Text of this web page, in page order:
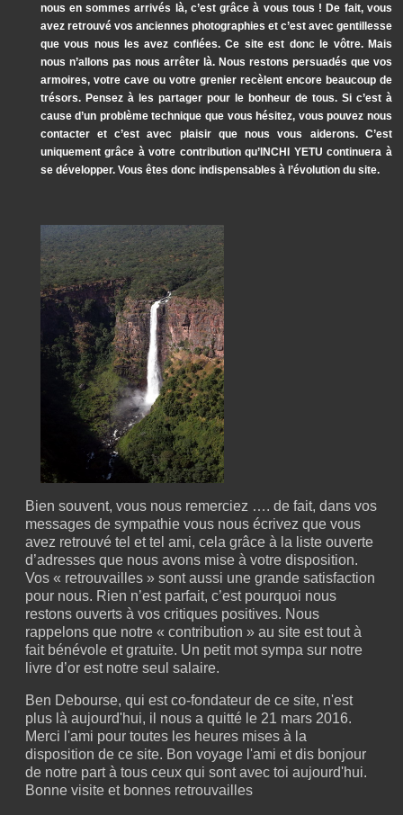
nous en sommes arrivés là, c’est grâce à vous tous ! De fait, vous
avez retrouvé vos anciennes photographies et c’est avec gentillesse
que vous nous les avez confiées. Ce site est donc le vôtre. Mais
nous n’allons pas nous arrêter là. Nous restons persuadés que vos
armoires, votre cave ou votre grenier recèlent encore beaucoup de
trésors. Pensez à les partager pour le bonheur de tous. Si c’est à
cause d’un problème technique que vous hésitez, vous pouvez nous
contacter et c’est avec plaisir que nous vous aiderons. C’est
uniquement grâce à votre contribution qu’INCHI YETU continuera à
se développer. Vous êtes donc indispensables à l’évolution du site.
Bien souvent, vous nous remerciez …. de fait, dans vos
messages de sympathie vous nous écrivez que vous
avez retrouvé tel et tel ami, cela grâce à la liste ouverte
d’adresses que nous avons mise à votre disposition.
Vos « retrouvailles » sont aussi une grande satisfaction
pour nous. Rien n’est parfait, c’est pourquoi nous
restons ouverts à vos critiques positives. Nous
rappelons que notre « contribution » au site est tout à
fait bénévole et gratuite. Un petit mot sympa sur notre
livre d’or est notre seul salaire.
Ben Debourse, qui est co-fondateur de ce site, n'est
plus là aujourd'hui, il nous a quitté le 21 mars 2016.
Merci l'ami pour toutes les heures mises à la
disposition de ce site. Bon voyage l'ami et dis bonjour
de notre part à tous ceux qui sont avec toi aujourd'hui.
Bonne visite et bonnes retrouvailles